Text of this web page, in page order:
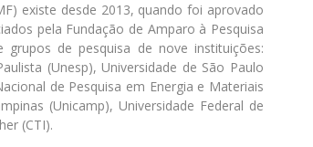
existe desde 2013, quando foi aprovado
pela Fundação de Amparo à Pesquisa
de pesquisa de nove instituições:
(Unesp), Universidade de São Paulo
de Pesquisa em Energia e Materiais
(Unicamp), Universidade Federal de
(CTI).